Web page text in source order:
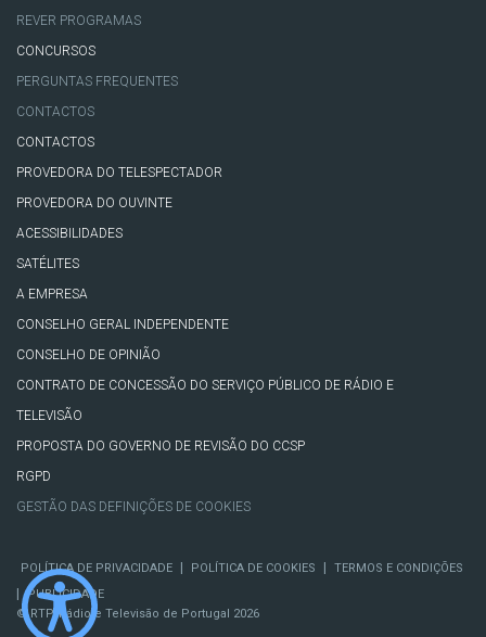
REVER PROGRAMAS
CONCURSOS
PERGUNTAS FREQUENTES
CONTACTOS
CONTACTOS
PROVEDORA DO TELESPECTADOR
PROVEDORA DO OUVINTE
ACESSIBILIDADES
SATÉLITES
A EMPRESA
CONSELHO GERAL INDEPENDENTE
CONSELHO DE OPINIÃO
CONTRATO DE CONCESSÃO DO SERVIÇO PÚBLICO DE RÁDIO E
TELEVISÃO
PROPOSTA DO GOVERNO DE REVISÃO DO CCSP
RGPD
GESTÃO DAS DEFINIÇÕES DE COOKIES
POLÍTICA DE PRIVACIDADE POLÍTICA DE COOKIES TERMOS E CONDIÇÕES
PUBLICIDADE
© RTP, Rádio e Televisão de Portugal 2026